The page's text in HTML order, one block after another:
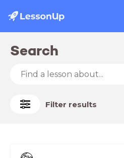
Search
Filter results